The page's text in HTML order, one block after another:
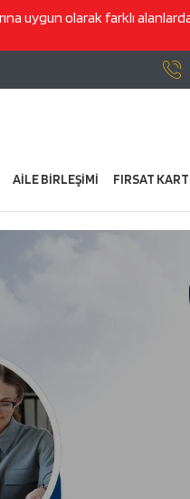
uygun olarak farklı
AİLE BİRLEŞİMİ FIRSAT KART